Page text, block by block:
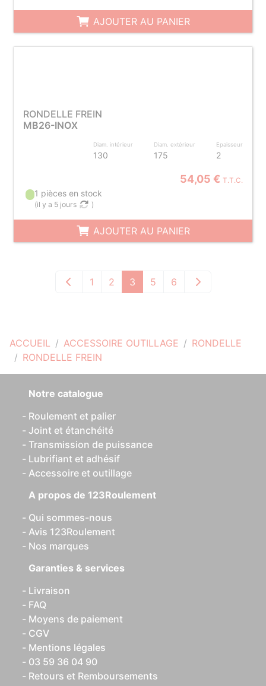
ACCUEIL ACCESSOIRE OUTILLAGE
RONDELLE
RONDELLE FREIN
AJOUTER AU PANIER
RONDELLE FREIN
MB26-INOX
Diam. intérieur
130
Diam. extérieur
175
Epaisseur
2
54,05 € T.T.C.
1 pièces en stock
(il y a 5 jours )
AJOUTER AU PANIER
1 2 3 5 6
Notre catalogue
Roulement et palier
Joint et étanchéité
Transmission de puissance
Lubrifiant et adhésif
Accessoire et outillage
A propos de 123Roulement
Qui sommes-nous
Avis 123Roulement
Nos marques
Garanties & services
Livraison
FAQ
Moyens de paiement
CGV
Mentions légales
03 59 36 04 90
Retours et Remboursements